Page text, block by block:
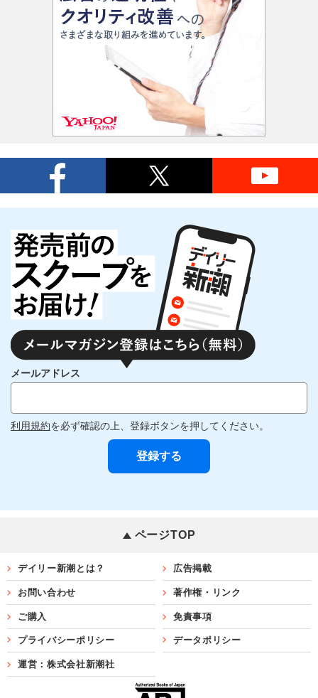
メールアドレス
利用規約を必ず確認の上、登録ボタンを押してください。
ページTOP
デイリー新潮とは？ 広告掲載
お問い合わせ 著作権・リンク
ご購入 免責事項
プライバシーポリシー データポリシー
運営：株式会社新潮社